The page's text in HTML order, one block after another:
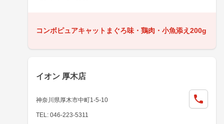
コンボピュアキャットまぐろ味・鶏肉・小魚添え200g
イオン 厚木店
神奈川県厚木市中町1-5-10
TEL: 046-223-5311